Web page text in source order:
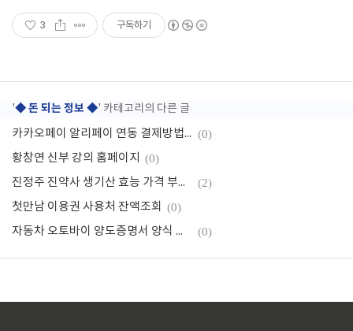
3 구독하기
'◆ 돈 되는 정보 ◆' 카테고리의 다른 글
카카오페이 알리페이 연동 결제방법과 수수료 중국 여행 (0)
황창연 신부 강의 홈페이지 (0)
진정주 진약사 생기산 효능 가격 부작용 (2)
첫만남 이용권 사용처 잔액조회 (0)
자동차 오토바이 양도증명서 양식 다운로드 (0)